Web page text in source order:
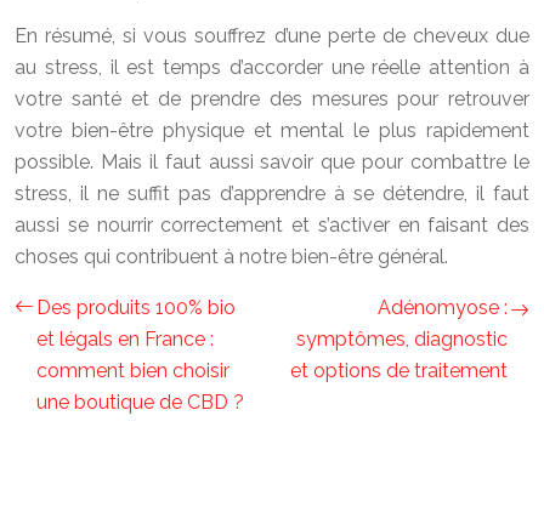
En résumé, si vous souffrez d’une perte de cheveux due
au stress, il est temps d’accorder une réelle attention à
votre santé et de prendre des mesures pour retrouver
votre bien-être physique et mental le plus rapidement
possible. Mais il faut aussi savoir que pour combattre le
stress, il ne suffit pas d’apprendre à se détendre, il faut
aussi se nourrir correctement et s’activer en faisant des
choses qui contribuent à notre bien-être général.
Des produits 100% bio
et légals en France :
comment bien choisir
une boutique de CBD ?
Adénomyose :
symptômes, diagnostic
et options de traitement